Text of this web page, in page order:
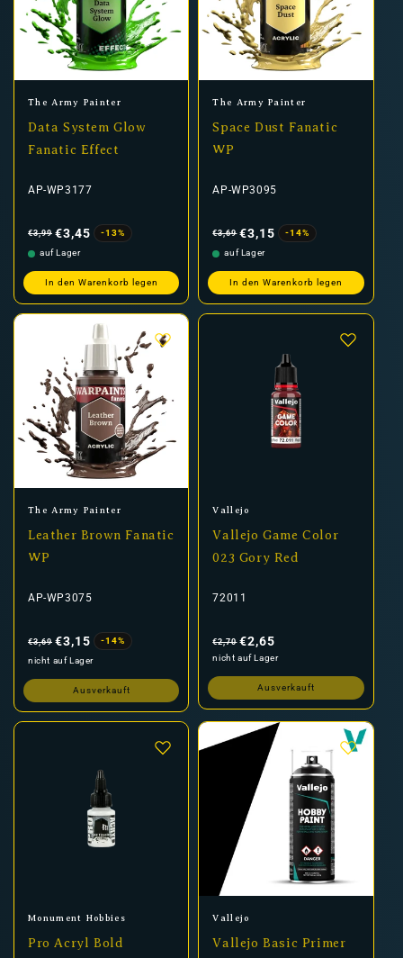
Anbieter:
The Army Painter
Data System Glow
Fanatic Effect
AP-WP3177
Preis
€3,99 €3,45
-13%
auf Lager
In den Warenkorb legen
Anbieter:
The Army Painter
Space Dust Fanatic
WP
AP-WP3095
Preis
€3,69 €3,15
-14%
auf Lager
In den Warenkorb legen
Anbieter:
The Army Painter
Leather Brown Fanatic
WP
AP-WP3075
Preis
€3,69 €3,15
-14%
nicht auf Lager
Ausverkauft
Anbieter:
Vallejo
Vallejo Game Color
023 Gory Red
72011
Preis
€2,70 €2,65
nicht auf Lager
Ausverkauft
Anbieter:
Monument Hobbies
Pro Acryl Bold
Anbieter:
Vallejo
Vallejo Basic Primer